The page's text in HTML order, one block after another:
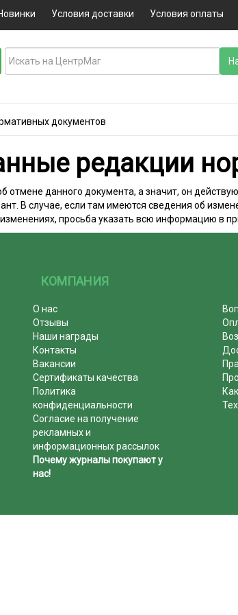
Условия доставки Условия оплаты
документов
редакции
отмене данного документа, а значит, он
В случае, если там имеются сведения об
просьба указать всю информацию в
КОМПАНИЯ
О нас
Отзывы
Наши награды
Контакты
Вакансии
Сертификаты качества
Политика
конфиденциальности
Согласие на получение
рекламных и
информационных рассылок
Почему журналы покупают у
нас!